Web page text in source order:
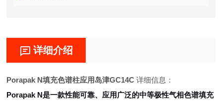
详细介绍
Porapak N填充色谱柱应用岛津GC14C 详细信息：
Porapak N是一款性能可靠、应用广泛的中等极性气相色谱填充